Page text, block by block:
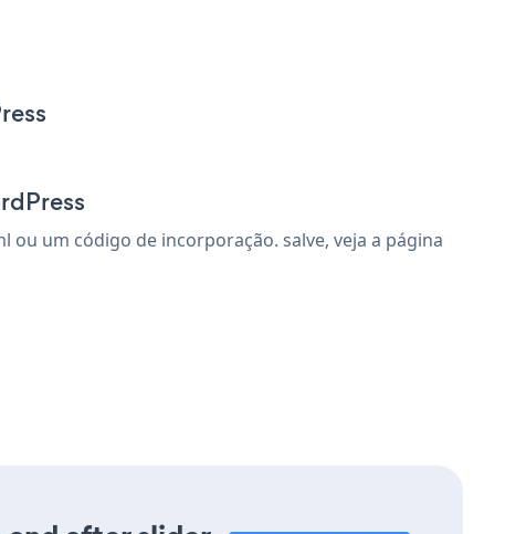
um código de incorporação. salve, veja a página